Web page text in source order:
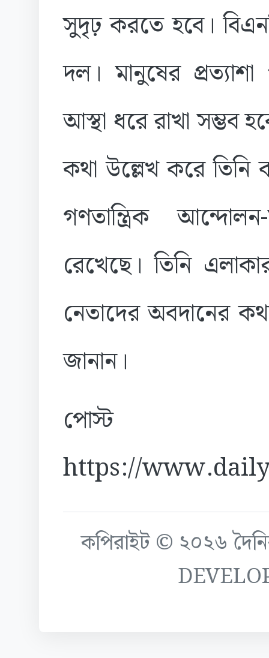
সুদৃঢ় করতে হবে।
দল। মানুষের
আস্থা ধরে রাখা সম্ভব
কথা উল্লেখ করে তিনি
গণতান্ত্রিক
রেখেছে। তিনি
নেতাদের অবদানের
জানান।
https://
কপিরাইট © ২০২৬